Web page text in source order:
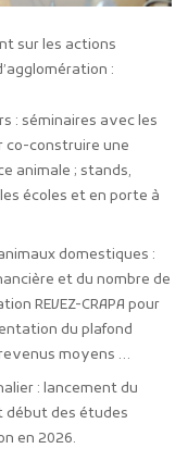
sur les actions
:
: séminaires avec les
co-construire une
animale ; stands,
écoles et en porte à
domestiques :
et du nombre de
REVEZ-CRAPA pour
du plafond
moyens …
: lancement du
début des études
en 2026.